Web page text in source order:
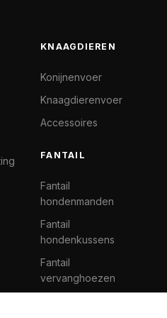
KNAAGDIEREN
Konijnenvoer
Knaagdierenvoer
Accessoires
FANTAIL
Fantail
hondenmanden
Fantail
hondenkussens
Fantail
vervanghoezen